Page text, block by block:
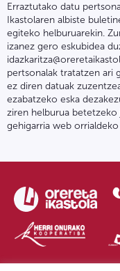
Erraztutako datu
Ikastolaren albiste
egiteko helburuarekin.
izanez gero eskubidea
pertsonalak tratatzen ari
ez diren datuak
ezabatzeko eska
ziren helburua betetzeko
gehigarria web orrialdeko